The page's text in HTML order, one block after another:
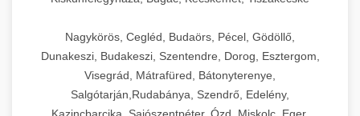
Nagykörös, Cegléd, Budaörs, Pécel, Gödöllő,
Dunakeszi, Budakeszi, Szentendre, Dorog, Esztergom,
Visegrád, Mátrafüred, Bátonyterenye,
Salgótarján,Rudabánya, Szendrő, Edelény,